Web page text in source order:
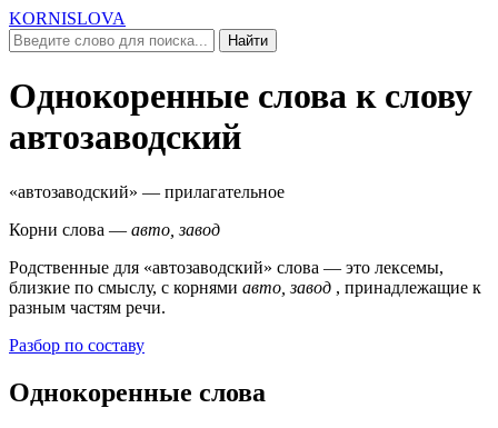
KORNISLOVA
Найти
Однокоренные слова к слову
автозаводский
«автозаводский» — прилагательное
Корни слова — авто, завод
Родственные для «автозаводский» слова — это лексемы,
близкие по смыслу, c корнями авто, завод , принадлежащие к
разным частям речи.
Разбор по составу
Однокоренные слова